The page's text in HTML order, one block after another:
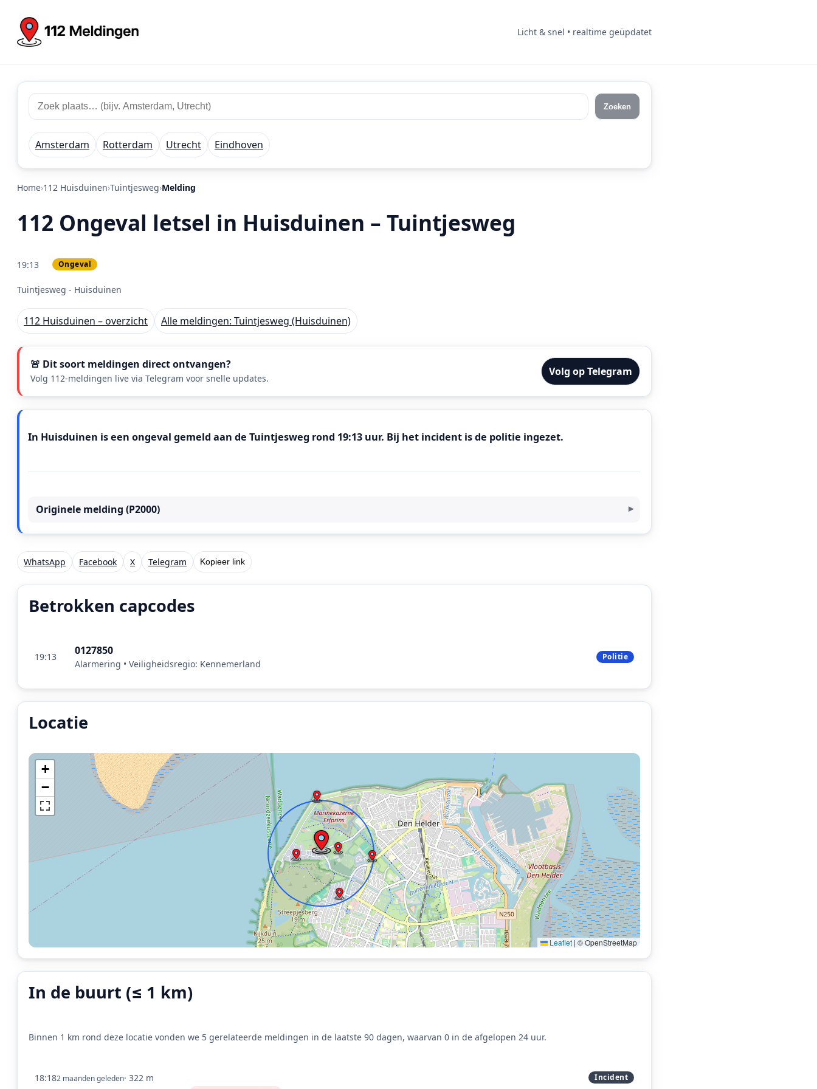
Licht & snel • realtime geüpdatet
Zoek 112 meldingen
Zoek plaats of regio Zoeken
Amsterdam Rotterdam Utrecht Eindhoven
Home 112 Huisduinen Tuintjesweg Melding
112 Ongeval letsel in Huisduinen – Tuintjesweg
19:13 Ongeval
Tuintjesweg - Huisduinen
112 Huisduinen – overzicht Alle meldingen: Tuintjesweg (Huisduinen)
🚨 Dit soort meldingen direct ontvangen?
Volg 112-meldingen live via Telegram voor snelle updates.
Volg op Telegram
Meldingstekst
In Huisduinen is een ongeval gemeld aan de Tuintjesweg rond 19:13 uur. Bij het incident is de politie ingezet.
Originele melding (P2000)
WhatsApp Facebook X Telegram Kopieer link
Betrokken capcodes
19:13 0127850
Alarmering • Veiligheidsregio: Kennemerland
Politie
Locatie
+
−
Leaflet | © OpenStreetMap
Locatie van het incident: Tuintjesweg, Huisduinen.
In de buurt (≤ 1 km)
Binnen 1 km rond deze locatie vonden we 5 gerelateerde meldingen in de laatste 90 dagen, waarvan 0 in de afgelopen 24 uur.
18:182 maanden geleden· 322 m Incident